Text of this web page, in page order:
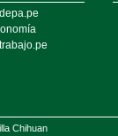
Chihuan